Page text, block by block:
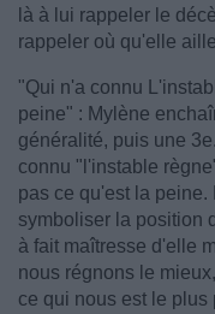
là à lui rappeler le
rappeler où qu'elle
"Qui n'a connu
peine" : Mylène
généralité, puis une
connu "l'instable
pas ce qu'est la
symboliser la position
à fait maîtresse d'elle
nous régnons le
ce qui nous est le plus